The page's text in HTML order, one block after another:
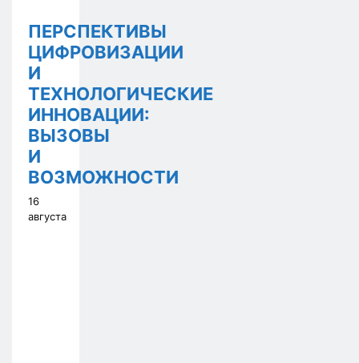
ПЕРСПЕКТИВЫ
ЦИФРОВИЗАЦИИ
И
ТЕХНОЛОГИЧЕСКИЕ
ИННОВАЦИИ:
ВЫЗОВЫ
И
ВОЗМОЖНОСТИ
16
августа